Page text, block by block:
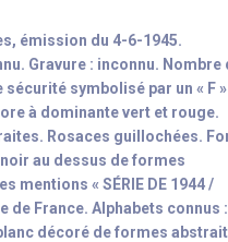
émission du 4-6-1945.
Gravure : inconnu. Nombre
symbolisé par un « F »
à dominante vert et rouge.
Rosaces guillochées.
au dessus de formes
mentions « SÉRIE DE 1944 /
de France. Alphabets connus :
décoré de formes